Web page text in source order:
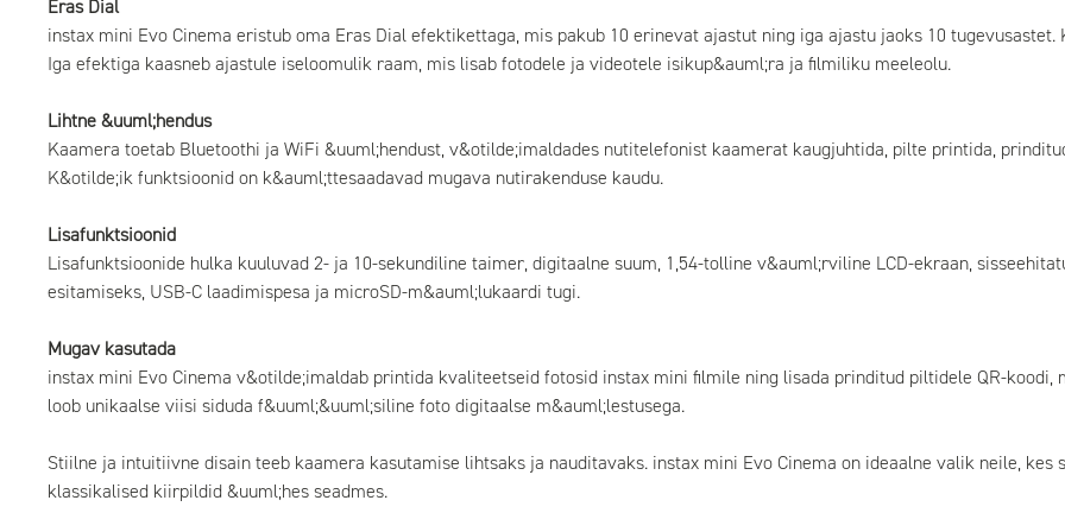
Eras Dial
instax mini Evo Cinema eristub oma Eras Dial efektikettaga, mis pakub 10 erinevat ajastut ning iga ajastu jaoks 10
Iga efektiga kaasneb ajastule iseloomulik raam, mis lisab fotodele ja videotele isikup&auml;ra ja filmiliku meeleolu.
Lihtne &uuml;hendus
Kaamera toetab Bluetoothi ja WiFi &uuml;hendust, v&otilde;imaldades nutitelefonist kaamerat kaugjuhtida, pilte printida,
K&otilde;ik funktsioonid on k&auml;ttesaadavad mugava nutirakenduse kaudu.
Lisafunktsioonid
Lisafunktsioonide hulka kuuluvad 2- ja 10-sekundiline taimer, digitaalne suum, 1,54-tolline v&auml;rviline LCD-ekraan,
esitamiseks, USB-C laadimispesa ja microSD-m&auml;lukaardi tugi.
Mugav kasutada
instax mini Evo Cinema v&otilde;imaldab printida kvaliteetseid fotosid instax mini filmile ning lisada prinditud piltidele QR-
loob unikaalse viisi siduda f&uuml;&uuml;siline foto digitaalse m&auml;lestusega.
Stiilne ja intuitiivne disain teeb kaamera kasutamise lihtsaks ja nauditavaks. instax mini Evo Cinema on ideaalne valik neile, kes
klassikalised kiirpildid &uuml;hes seadmes.